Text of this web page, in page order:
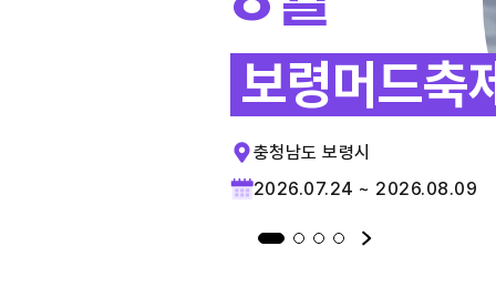
보령머드축
충청남도 보령시
2026.07.24 ~ 2026.08.09